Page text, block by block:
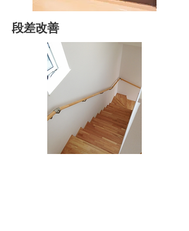
段差改善